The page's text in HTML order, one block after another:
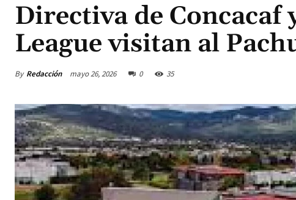
Directiva de Concacaf
League visitan al
By Redacción mayo 26, 2026 0 35